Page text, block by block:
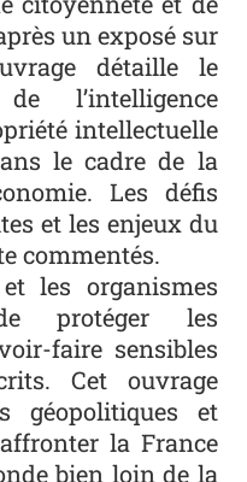
un exposé sur
détaille le
l’intelligence
intellectuelle
le cadre de la
Les défis
et les enjeux du
commentés.
les organismes
protéger les
faire sensibles
Cet ouvrage
géopolitiques et
la France
bien loin de la